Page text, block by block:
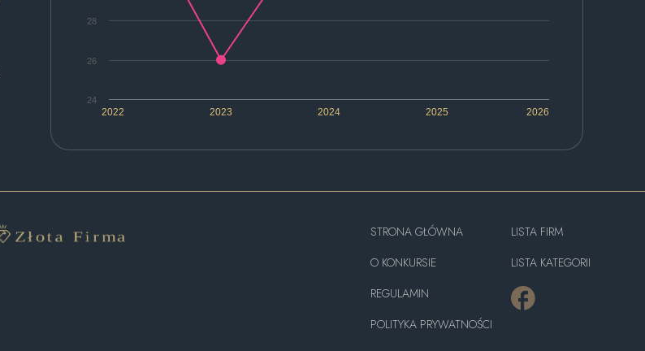
2022 2023 2024 2025 2026
24
26
28
STRONA GŁÓWNA
O KONKURSIE
REGULAMIN
POLITYKA PRYWATNOŚCI
LISTA FIRM
LISTA KATEGORII